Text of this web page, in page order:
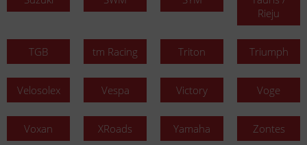
Rieju
TGB tm Racing Triton Triumph
Velosolex Vespa Victory Voge
Voxan XRoads Yamaha Zontes